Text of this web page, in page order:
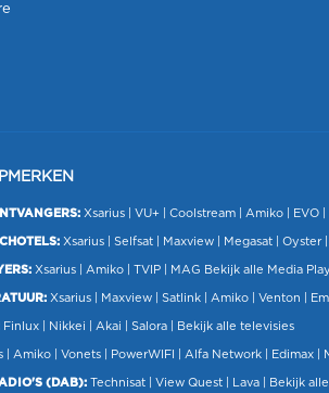
Xsarius VU+ | Coolstream | Amiko EVO
Xsarius Selfsat Maxview Megasat | Oyster |
Xsarius Amiko TVIP MAG Bekijk alle Media
Xsarius Maxview Satlink Amiko Venton
Finlux | Nikkei | Akai Salora Bekijk alle televisies
Amiko Vonets PowerWIFI Alfa Network Edimax |
(DAB): Technisat View Quest Lava Bekijk